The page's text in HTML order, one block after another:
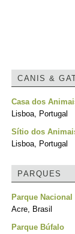
CANIS &
Casa dos
Lisboa, Portugal
Sítio dos
Lisboa, Portugal
PARQUES
Parque
Acre, Brasil
Parque Búfalo